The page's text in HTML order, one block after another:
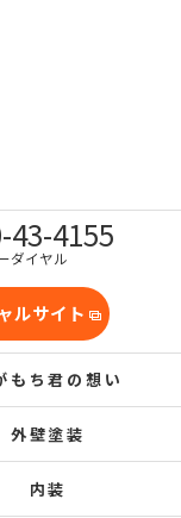
43-4155
ダイヤル
ルサイト
もち君の想い
外壁塗装
内装